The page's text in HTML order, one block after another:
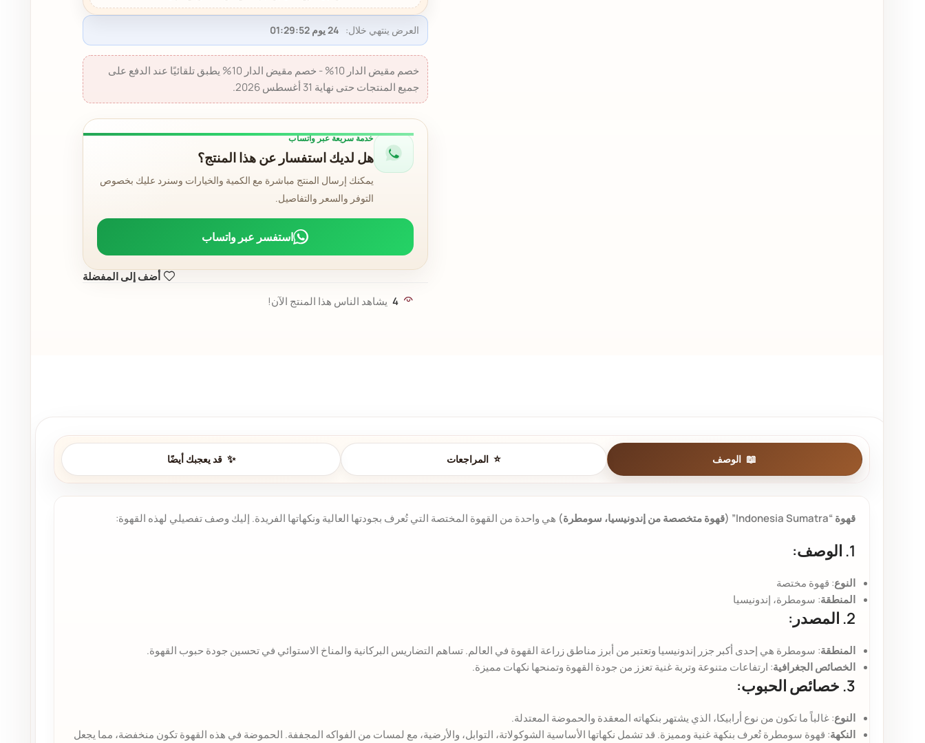
العرض ينتهي خلال: 24 يوم 01:29:51
خصم مقيض الدار 10% - خصم مقيض الدار 10% يطبق تلقائيًا عند الدفع على
جميع المنتجات حتى نهاية 31 أغسطس 2026.
خدمة سريعة عبر واتساب
هل لديك استفسار عن هذا المنتج؟
يمكنك إرسال المنتج مباشرة مع الكمية والخيارات وسنرد عليك بخصوص
التوفر والسعر والتفاصيل.
استفسر عبر واتساب
أضف إلى المفضلة
4 يشاهد الناس هذا المنتج الآن!
الوصف المراجعات قد يعجبك أيضًا
قهوة “Indonesia Sumatra” (قهوة متخصصة من إندونيسيا، سومطرة) هي واحدة من القهوة المختصة التي تُعرف بجودتها العالية ونكهاتها الفريدة. إليك وصف تفصيلي لهذه القهوة:
1. الوصف:
النوع: قهوة مختصة
المنطقة: سومطرة، إندونيسيا
2. المصدر:
المنطقة: سومطرة هي إحدى أكبر جزر إندونيسيا وتعتبر من أبرز مناطق زراعة القهوة في العالم. تساهم التضاريس البركانية والمناخ الاستوائي في تحسين جودة حبوب القهوة.
الخصائص الجغرافية: ارتفاعات متنوعة وتربة غنية تعزز من جودة القهوة وتمنحها نكهات مميزة.
3. خصائص الحبوب:
النوع: غالباً ما تكون من نوع أرابيكا، الذي يشتهر بنكهاته المعقدة والحموضة المعتدلة.
النكهة: قهوة سومطرة تُعرف بنكهة غنية ومميزة. قد تشمل نكهاتها الأساسية الشوكولاتة، التوابل، والأرضية، مع لمسات من الفواكه المجففة. الحموضة في هذه القهوة تكون منخفضة، مما يجعل